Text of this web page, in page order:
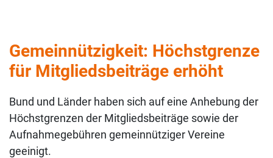
Gemeinnützigkeit: Höchstgrenze
für Mitgliedsbeiträge erhöht
Bund und Länder haben sich auf eine Anhebung der
Höchstgrenzen der Mitgliedsbeiträge sowie der
Aufnahmegebühren gemeinnütziger Vereine
geeinigt.